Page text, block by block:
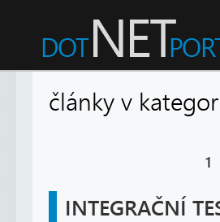
články v
1
INTEGRAČNÍ